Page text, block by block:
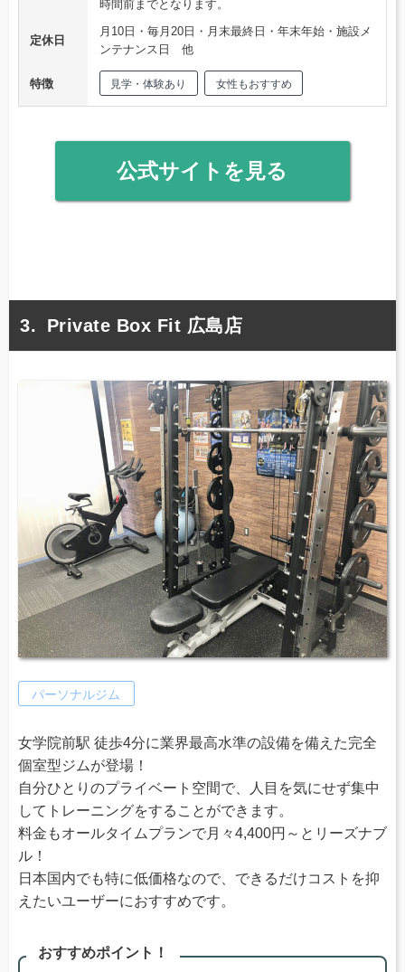
時間前までとなります。
定休日
月10日・毎月20日・月末最終日・年末年始・施設メ
ンテナンス日 他
特徴 見学・体験あり 女性もおすすめ
公式サイトを見る
Private Box Fit 広島店
パーソナルジム
女学院前駅 徒歩4分に業界最高水準の設備を備えた完全
個室型ジムが登場！
自分ひとりのプライベート空間で、人目を気にせず集中
してトレーニングをすることができます。
料金もオールタイムプランで月々4,400円～とリーズナブ
ル！
日本国内でも特に低価格なので、できるだけコストを抑
えたいユーザーにおすすめです。
おすすめポイント！